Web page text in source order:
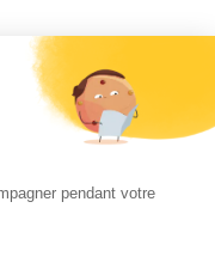
pendant votre